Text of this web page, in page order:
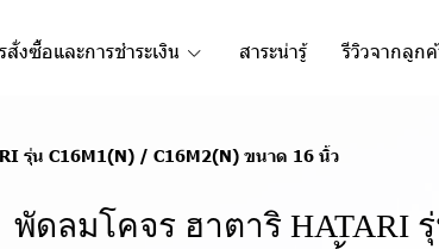
สั่งซื้อและการชำระเงิน สาระน่ารู้ รีวิวจากลูก
รุ่น C16M1(N) / C16M2(N) ขนาด 16 นิ้ว
พัดลมโคจร ฮาตาริ HATARI